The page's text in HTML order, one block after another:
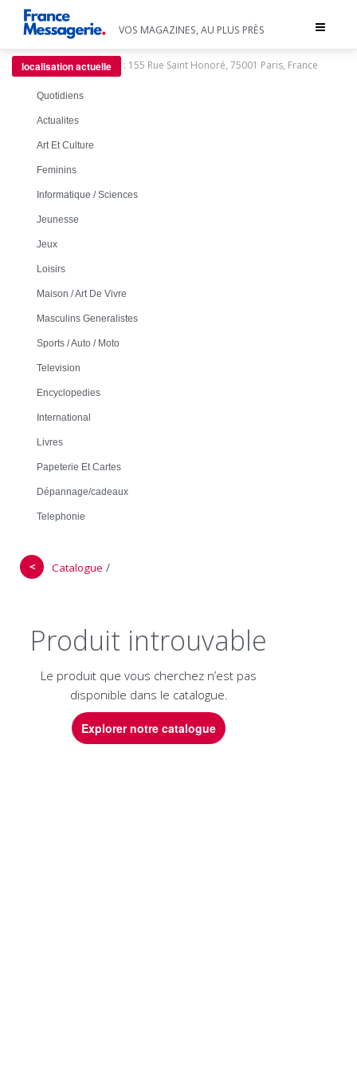
Toggle
VOS MAGAZINES, AU PLUS PRÈS
localisation actuelle : 155 Rue Saint Honoré, 75001 Paris, France
Quotidiens
Actualites
Art Et Culture
Feminins
Informatique / Sciences
Jeunesse
Jeux
Loisirs
Maison / Art De Vivre
Masculins Generalistes
Sports / Auto / Moto
Television
Encyclopedies
International
Livres
Papeterie Et Cartes
Dépannage/cadeaux
Telephonie
＜ Catalogue /
Produit introuvable
Le produit que vous cherchez n’est pas
disponible dans le catalogue.
Explorer notre catalogue